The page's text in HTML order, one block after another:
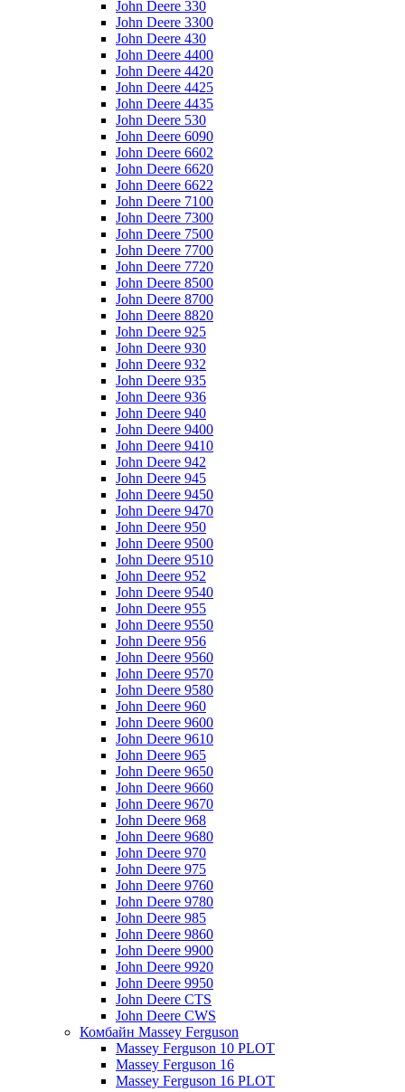
John Deere 330
John Deere 3300
John Deere 430
John Deere 4400
John Deere 4420
John Deere 4425
John Deere 4435
John Deere 530
John Deere 6090
John Deere 6602
John Deere 6620
John Deere 6622
John Deere 7100
John Deere 7300
John Deere 7500
John Deere 7700
John Deere 7720
John Deere 8500
John Deere 8700
John Deere 8820
John Deere 925
John Deere 930
John Deere 932
John Deere 935
John Deere 936
John Deere 940
John Deere 9400
John Deere 9410
John Deere 942
John Deere 945
John Deere 9450
John Deere 9470
John Deere 950
John Deere 9500
John Deere 9510
John Deere 952
John Deere 9540
John Deere 955
John Deere 9550
John Deere 956
John Deere 9560
John Deere 9570
John Deere 9580
John Deere 960
John Deere 9600
John Deere 9610
John Deere 965
John Deere 9650
John Deere 9660
John Deere 9670
John Deere 968
John Deere 9680
John Deere 970
John Deere 975
John Deere 9760
John Deere 9780
John Deere 985
John Deere 9860
John Deere 9900
John Deere 9920
John Deere 9950
John Deere CTS
John Deere CWS
Комбайн Massey Ferguson
Massey Ferguson 10 PLOT
Massey Ferguson 16
Massey Ferguson 16 PLOT